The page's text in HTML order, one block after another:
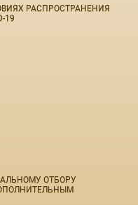
РАСПРОСТРАНЕНИЯ
19
ОТБОРУ